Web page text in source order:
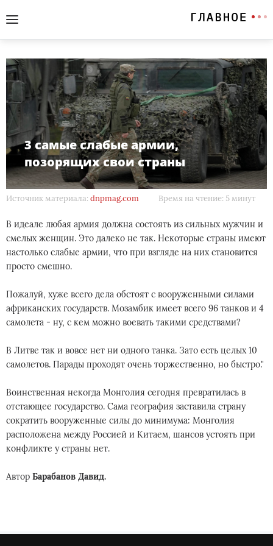
3 самые слабые армии,
позорящих свои страны
Источник материала: dnpmag.com Время на чтение: 5 минут
В идеале любая армия должна состоять из сильных мужчин и
смелых женщин. Это далеко не так. Некоторые страны имеют
настолько слабые армии, что при взгляде на них становится
просто смешно.
Пожалуй, хуже всего дела обстоят с вооруженными силами
африканских государств. Мозамбик имеет всего 96 танков и 4
самолета - ну, с кем можно воевать такими средствами?
В Литве так и вовсе нет ни одного танка. Зато есть целых 10
самолетов. Парады проходят очень торжественно, но быстро."
Воинственная некогда Монголия сегодня превратилась в
отстающее государство. Сама география заставила страну
сократить вооруженные силы до минимума: Монголия
расположена между Россией и Китаем, шансов устоять при
конфликте у страны нет.
Автор Барабанов Давид.